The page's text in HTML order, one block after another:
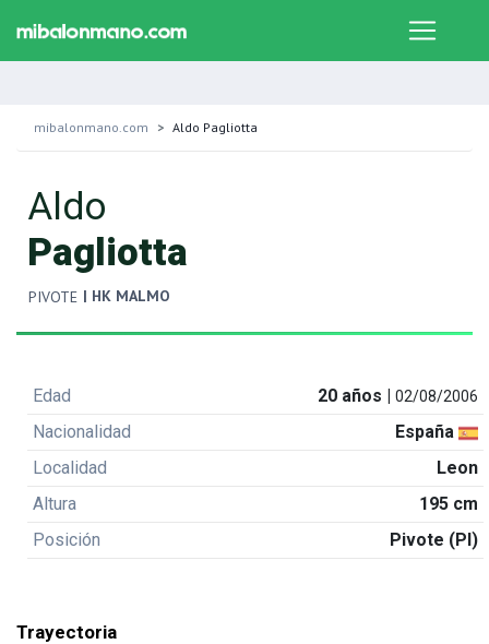
mibalonmano.com Aldo Pagliotta
Aldo
Pagliotta
PIVOTE | HK MALMO
Edad 20 años |02/08/2006
Nacionalidad
España
Localidad
Leon
Altura
195 cm
Posición
Pivote (PI)
Trayectoria